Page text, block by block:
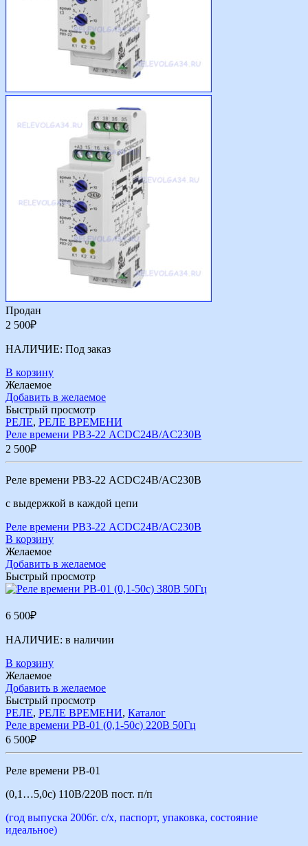
Продан
2 500₽
НАЛИЧИЕ: Под заказ
В корзину
Желаемое
Добавить в желаемое
Быстрый просмотр
РЕЛЕ, РЕЛЕ ВРЕМЕНИ
Реле времени РВ3-22 ACDC24В/AC230В
2 500₽
Реле времени РВ3-22 ACDC24В/AC230В
с выдержкой в каждой цепи
Реле времени РВ3-22 ACDC24В/AC230В
В корзину
Желаемое
Добавить в желаемое
Быстрый просмотр
6 500₽
НАЛИЧИЕ: в наличии
В корзину
Желаемое
Добавить в желаемое
Быстрый просмотр
РЕЛЕ, РЕЛЕ ВРЕМЕНИ, Каталог
Реле времени РВ-01 (0,1-50с) 220В 50Гц
6 500₽
Реле времени РВ-01
(0,1…5,0с) 110В/220В пост. п/п
(год выпуска 2006г. с/х, паспорт, упаковка, состояние
идеальное)